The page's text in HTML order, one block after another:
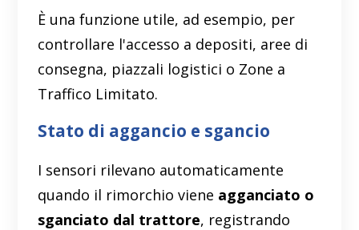
È una funzione utile, ad esempio, per
controllare l'accesso a depositi, aree di
consegna, piazzali logistici o Zone a
Traffico Limitato.
Stato di aggancio e sgancio
I sensori rilevano automaticamente
quando il rimorchio viene agganciato o
sganciato dal trattore, registrando